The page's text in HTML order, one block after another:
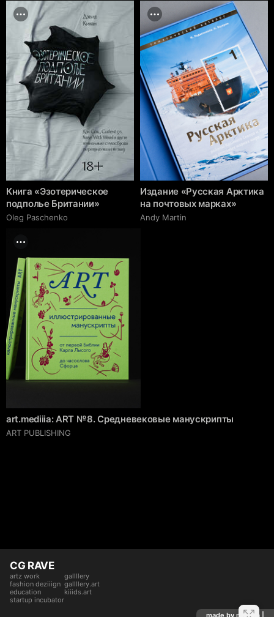
Книга «Эзотерическое
подполье Британии»
Oleg Paschenko
Издание «Русская Арктика
на почтовых марках»
Andy Martin
art.mediiia: ART № 8. Средневековые манускрипты
ART PUBLISHING
CG RAVE
artz work
fashion deziiign
education
startup incubator
gallllery
gallllery.art
kiiids.art
made by mediiia |